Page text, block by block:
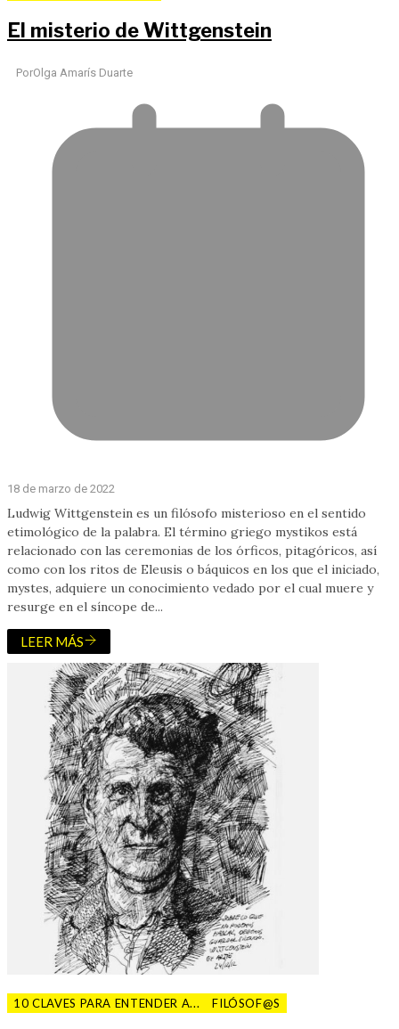
El misterio de Wittgenstein
PorOlga Amarís Duarte
18 de marzo de 2022
Ludwig Wittgenstein es un filósofo misterioso en el sentido
etimológico de la palabra. El término griego mystikos está
relacionado con las ceremonias de los órficos, pitagóricos, así
como con los ritos de Eleusis o báquicos en los que el iniciado,
mystes, adquiere un conocimiento vedado por el cual muere y
resurge en el síncope de...
LEER MÁS
10 CLAVES PARA ENTENDER A... FILÓSOF@S